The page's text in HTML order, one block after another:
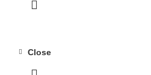
Close